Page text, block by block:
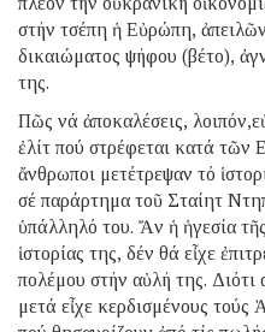
στήν τσέπη ἡ Εὐρώπη,
δικαιώματος ψήφου (βέτο),
της.
Πῶς νά ἀποκαλέσεις,
ἐλίτ πού στρέφεται κατά τῶν
ἄνθρωποι μετέτρεψαν τό
σέ παράρτημα τοῦ Σταίητ
ὑπάλληλό του. Ἄν ἡ ἡγεσία
ἱστορίας της, δέν θά εἶχε
πολέμου στήν αὐλή της. Διότι
μετά εἶχε κερδισμένους